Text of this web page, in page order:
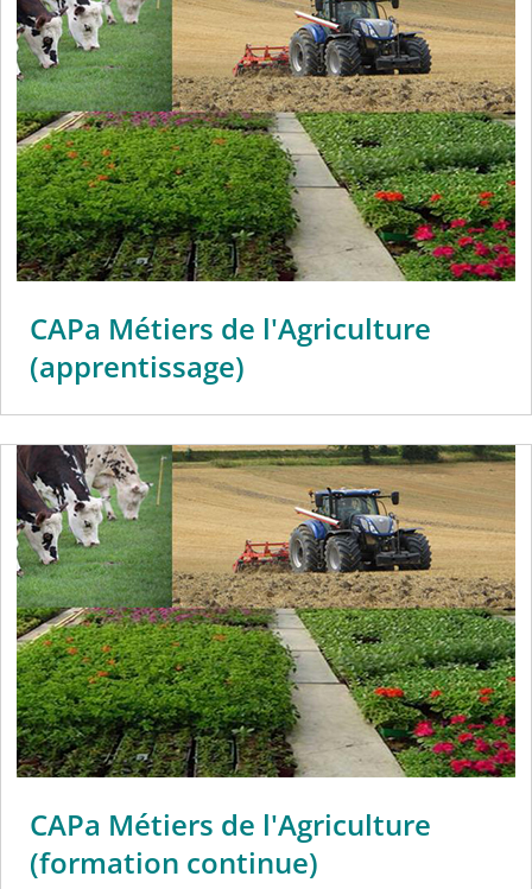
CAPa Métiers de l'Agriculture
(apprentissage)
CAPa Métiers de l'Agriculture
(formation continue)